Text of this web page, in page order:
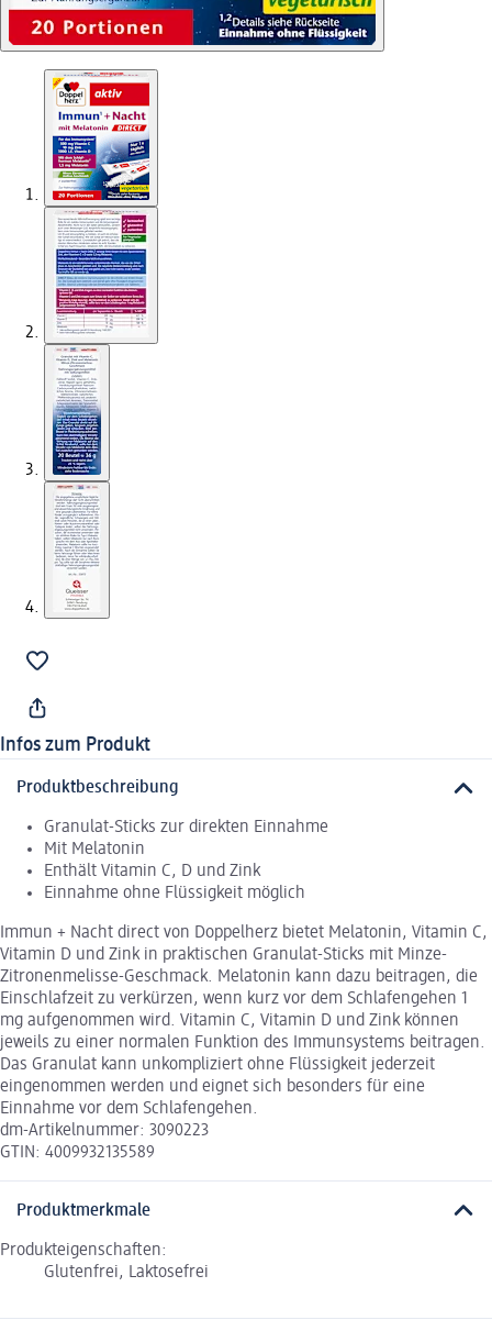
Infos zum Produkt
Produktbeschreibung
Granulat-Sticks zur direkten Einnahme
Mit Melatonin
Enthält Vitamin C, D und Zink
Einnahme ohne Flüssigkeit möglich
Immun + Nacht direct von Doppelherz bietet Melatonin, Vitamin C,
Vitamin D und Zink in praktischen Granulat-Sticks mit Minze-
Zitronenmelisse-Geschmack. Melatonin kann dazu beitragen, die
Einschlafzeit zu verkürzen, wenn kurz vor dem Schlafengehen 1
mg aufgenommen wird. Vitamin C, Vitamin D und Zink können
jeweils zu einer normalen Funktion des Immunsystems beitragen.
Das Granulat kann unkompliziert ohne Flüssigkeit jederzeit
eingenommen werden und eignet sich besonders für eine
Einnahme vor dem Schlafengehen.
dm-Artikelnummer: 3090223
GTIN: 4009932135589
Produktmerkmale
Produkteigenschaften:
Glutenfrei, Laktosefrei